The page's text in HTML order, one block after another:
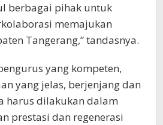
berbagai pihak untuk
memajukan
Tangerang,” tandasnya.
yang kompeten,
yang jelas, berjenjang dan
harus dilakukan dalam
prestasi dan regenerasi